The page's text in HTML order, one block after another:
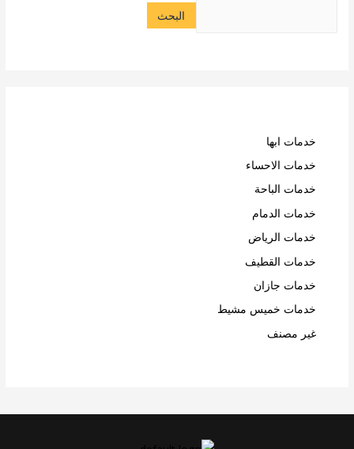
البحث
خدمات ابها
خدمات الاحساء
خدمات الباحة
خدمات الدمام
خدمات الرياض
خدمات القطيف
خدمات جازان
خدمات خميس مشيط
غير مصنف